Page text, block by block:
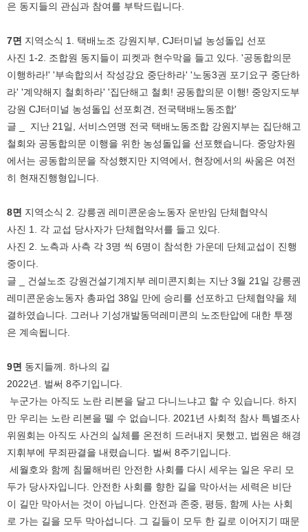
은 동지들의 관심과 참여를 부탁드립니다.
7면 지역소식 1. 택배노조 강원지부, CJ터미널 농성돌입 선포
사진 1-2. 조합원 동지들이 피켓과 현수막을 들고 있다. '공동합의문
이행하라!' '부속합의서 작성강요 중단하라' '노동3권 포기요구 중단하
라' '계약해지 철회하라' '집단해고 철회! 공동합의문 이행! 중앙지도부
강원 CJ터미널 농성돌입 선포회견, 전국택배노동조합'
글 _ 지난 21일, 서비스연맹 전국 택배노동조합 강원지부는 집단해고
철회와 공동합의문 이행을 위한 농성돌입을 선포했습니다. 중앙차원
에서는 공동합의문을 작성했지만 지역에서, 현장에서의 싸움은 여전
히 현재진행형입니다.
8면 지역소식 2. 강릉권 레미콘운송노동자 운반임 단체협약식
사진 1. 각 교섭 당사자가 단체협약서를 들고 있다.
사진 2. 노측과 사측 각 3명 씩 6명이 참석한 가운데 단체교섭이 진행
중이다.
글 _ 건설노조 강원건설기계지부 레미콘지회는 지난 3월 21일 강릉권
레미콘운송노동자 총파업 38일 만에 승리를 선포하고 단체협약을 체
결하였습니다. 그러나 기성개발동덕레미콘의 노조탄압에 대한 투쟁
은 계속됩니다.
9면 동지들께. 하나의 길
2022년. 벌써 8주기입니다.
누군가는 아직도 노란 리본을 달고 다니느냐고 할 수 있습니다. 하지
만 우리는 노란 리본을 뗄 수 없습니다. 2021년 사회적 참사 특별조사
위원회는 아직도 사건의 실체를 온전히 드러내지 못했고, 법원은 해경
지휘부에 무죄판결을 내렸습니다. 벌써 8주기입니다.
세월호와 함께 침몰해버린 안전한 사회를 다시 세우는 일은 우리 모
두가 당사자입니다. 안전한 사회를 향한 길을 막아서는 세력은 비단
이 길만 막아서는 것이 아닙니다. 안전과 존중, 평등, 함께 사는 사회
로 가는 길을 모두 막아섭니다. 그 길들이 모두 한 길로 이어지기 때문